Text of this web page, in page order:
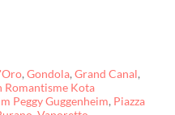
, Gondola, Grand Canal,
Romantisme Kota
Peggy Guggenheim, Piazza